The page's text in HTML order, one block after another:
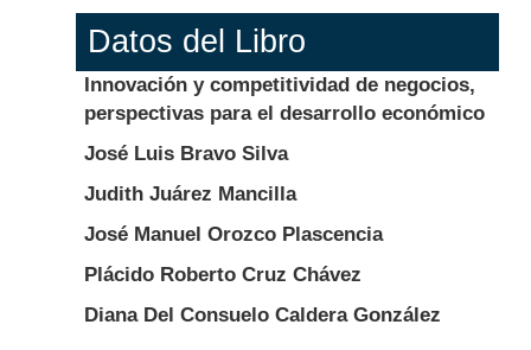
Datos del Libro
Innovación y competitividad de negocios,
perspectivas para el desarrollo económico
José Luis Bravo Silva
Judith Juárez Mancilla
José Manuel Orozco Plascencia
Plácido Roberto Cruz Chávez
Diana Del Consuelo Caldera González